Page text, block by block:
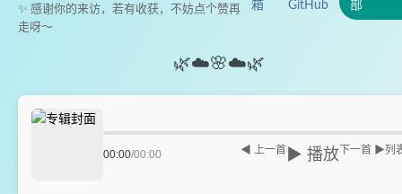
✨ 感谢你的来访，若有收获，不妨点个赞再
走呀～
箱
GitHub
部
🌿☁️🌸☁️🌿
00:00/00:00 ◀ 上一首 ▶ 播放 下一首 ▶列